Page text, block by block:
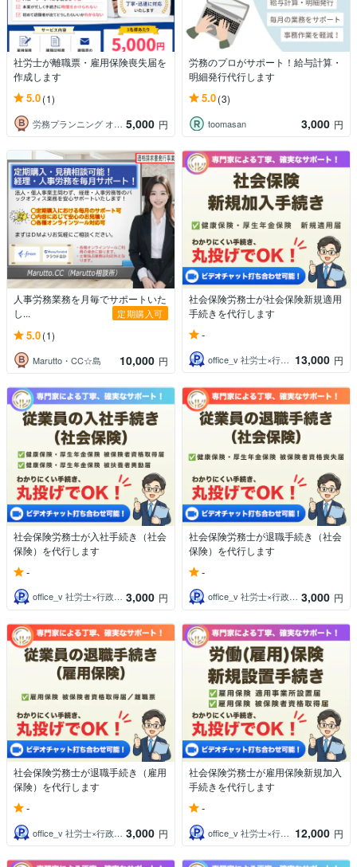
社労士が離職票・雇用保険喪失届を
作成します
5.0(1)
労務プランニング オフィスINOUE 5,000 円
労務のプロがサポート！給与計算・
明細発行代行します
5.0(3)
toomasan 3,000 円
人事労務業務を月毎でサポートいた
し...
定期購入可
5.0(1)
Marutto・CC☆島 10,000 円
社会保険労務士が社会保険新規適用
手続きを代行します
-
office_v 社労士×行政書士×AI 13,000 円
社会保険労務士が入社手続き（社会
保険）を代行します
-
office_v 社労士×行政書士×AI 3,000 円
社会保険労務士が退職手続き（社会
保険）を代行します
-
office_v 社労士×行政書士×AI 3,000 円
社会保険労務士が退職手続き（雇用
保険）を代行します
-
office_v 社労士×行政書士×AI 3,000 円
社会保険労務士が雇用保険新規加入
手続きを代行します
-
office_v 社労士×行政書士×AI 12,000 円